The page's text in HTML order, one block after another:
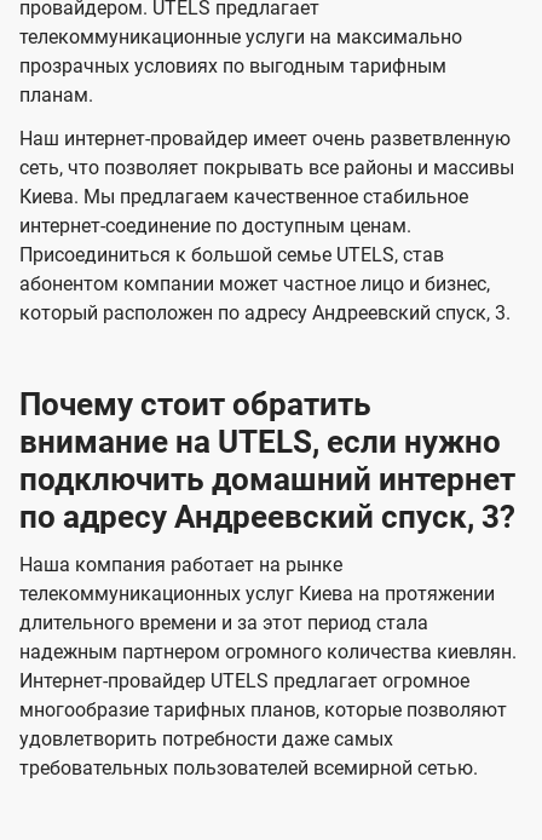
s
и
д
е
н
и
я
д
е
и
я
провайдером. UTELS предлагает
телекоммуникационные услуги на максимально
прозрачных условиях по выгодным тарифным
планам.
Наш интернет-провайдер имеет очень разветвленную
сеть, что позволяет покрывать все районы и массивы
Киева. Мы предлагаем качественное стабильное
интернет-соединение по доступным ценам.
Присоединиться к большой семье UTELS, став
абонентом компании может частное лицо и бизнес,
который расположен по адресу Андреевский спуск, 3.
Почему стоит обратить
внимание на UTELS, если нужно
подключить домашний интернет
по адресу Андреевский спуск, 3?
Наша компания работает на рынке
телекоммуникационных услуг Киева на протяжении
длительного времени и за этот период стала
надежным партнером огромного количества киевлян.
Интернет-провайдер UTELS предлагает огромное
многообразие тарифных планов, которые позволяют
удовлетворить потребности даже самых
требовательных пользователей всемирной сетью.